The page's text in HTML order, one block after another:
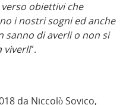
obiettivi che
i nostri sogni ed anche
sanno di averli o non si
viverli”.
da Niccolò Sovico,